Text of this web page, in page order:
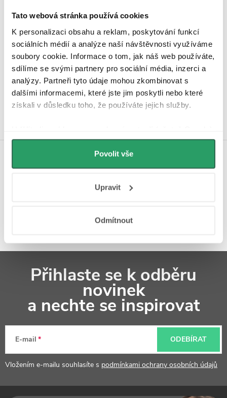
Tato webová stránka používá cookies
K personalizaci obsahu a reklam, poskytování funkcí
sociálních médií a analýze naší návštěvnosti využíváme
soubory cookie. Informace o tom, jak náš web používáte,
sdílíme se svými partnery pro sociální média, inzerci a
analýzy. Partneři tyto údaje mohou zkombinovat s
dalšími informacemi, které jste jim poskytli nebo které
získali v důsledku toho, že používáte jejich služby.
můžeme používat cookies pro analytiku a
personalizovanou reklamu. Jak Google zpracovává
osobní údaje najdete na stránkách
Povolit vše
Upravit
Odmítnout
4,9 Hodnocení zákazníků
4339 hodnocení
Zobrazit recenze
Koupelnová inspirace na
Instagramu
a
Přihlaste se k odběru
novinek
a nechte se inspirovat
E-mail
Vložením e-mailu souhlasíte s podmínkami ochrany osobních údajů
ODEBÍRAT